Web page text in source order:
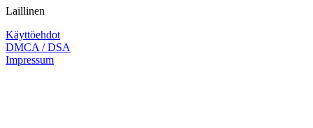
Laillinen
Käyttöehdot
DMCA / DSA
Impressum